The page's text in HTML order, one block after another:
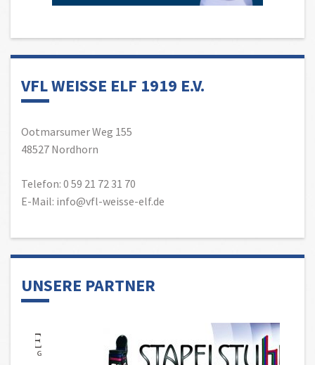
VFL WEISSE ELF 1919 E.V.
Ootmarsumer Weg 155
48527 Nordhorn
Telefon: 0 59 21 72 31 70
E-Mail: info@vfl-weisse-elf.de
UNSERE PARTNER